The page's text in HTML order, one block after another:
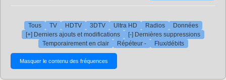
Tous TV HDTV 3DTV Ultra HD Radios
Données
[+] Derniers ajouts et modifications
[-] Dernières suppressions
Temporairement en clair
Répéteur - Flux/débits